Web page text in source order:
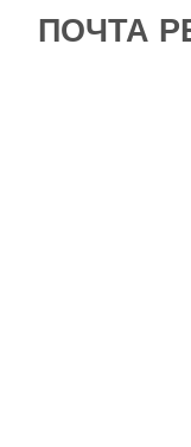
ПОЧТА